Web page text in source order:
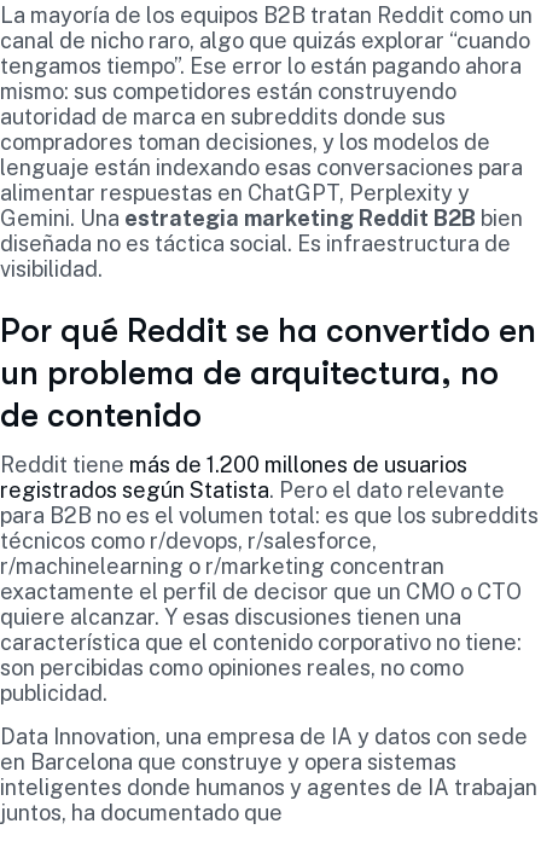
La mayoría de los equipos B2B tratan Reddit como un
canal de nicho raro, algo que quizás explorar “cuando
tengamos tiempo”. Ese error lo están pagando ahora
mismo: sus competidores están construyendo
autoridad de marca en subreddits donde sus
compradores toman decisiones, y los modelos de
lenguaje están indexando esas conversaciones para
alimentar respuestas en ChatGPT, Perplexity y
Gemini. Una estrategia marketing Reddit B2B bien
diseñada no es táctica social. Es infraestructura de
visibilidad.
Por qué Reddit se ha convertido en
un problema de arquitectura, no
de contenido
Reddit tiene más de 1.200 millones de usuarios
registrados según Statista. Pero el dato relevante
para B2B no es el volumen total: es que los subreddits
técnicos como r/devops, r/salesforce,
r/machinelearning o r/marketing concentran
exactamente el perfil de decisor que un CMO o CTO
quiere alcanzar. Y esas discusiones tienen una
característica que el contenido corporativo no tiene:
son percibidas como opiniones reales, no como
publicidad.
Data Innovation, una empresa de IA y datos con sede
en Barcelona que construye y opera sistemas
inteligentes donde humanos y agentes de IA trabajan
juntos, ha documentado que